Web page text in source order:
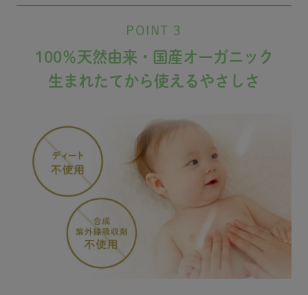
POINT 3
100％天然由来・国産オーガニック
生まれたてから使えるやさしさ